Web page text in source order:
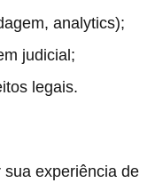
analytics);
judicial;
legais.
experiência de